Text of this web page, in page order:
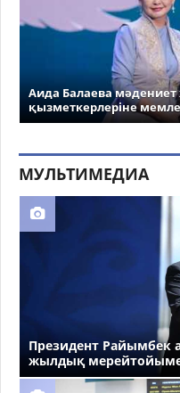
Аида Балаева
қызметкерлеріне
МУЛЬТИМЕДИА
Президент Райымбек
жылдық